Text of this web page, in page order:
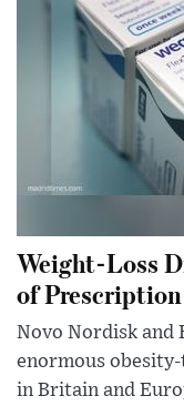
Weight-Loss
of
Novo Nordisk and
enormous
in Britain and